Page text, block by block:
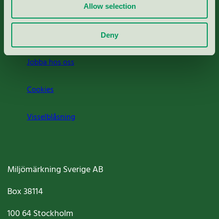
Allow selection
Deny
Jobba hos oss
Cookies
Visselblåsning
Miljömärkning Sverige AB
Box38114
100 64Stockholm